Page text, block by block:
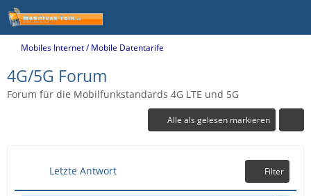
Mobiles Internet / Mobile Datentarife
4G/5G Forum
Forum für die Mobilfunkstandards 4G LTE und 5G
Alle als gelesen markieren
Letzte Antwort Filter